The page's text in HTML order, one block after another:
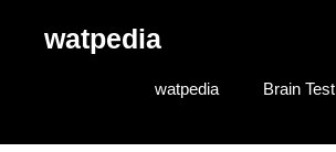
watpedia
watpedia Brain Test